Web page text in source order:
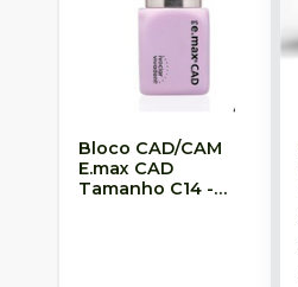
Bloco CAD/CAM
E.max CAD
Tamanho C14 -